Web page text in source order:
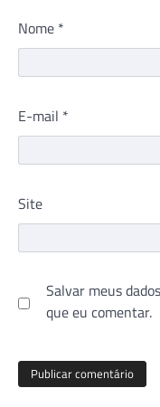
Nome *
E-mail *
Site
Salvar meus
que eu comentar.